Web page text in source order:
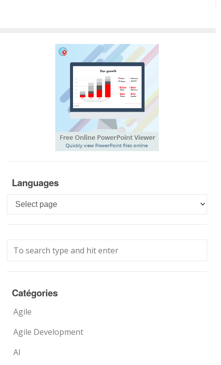
Languages
Languages
Catégories
Agile
Agile Development
AI